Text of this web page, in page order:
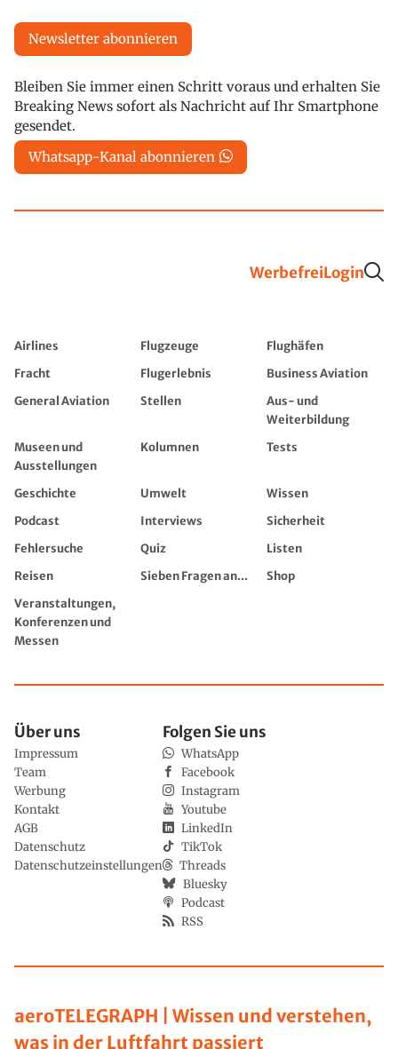
Newsletter abonnieren
Bleiben Sie immer einen Schritt voraus und erhalten Sie
Breaking News sofort als Nachricht auf Ihr Smartphone
gesendet.
Whatsapp-Kanal abonnieren
WerbefreiLogin
Airlines Flugzeuge
Flughäfen
Fracht
Flugerlebnis
Business Aviation
General Aviation
Stellen
Aus- und
Weiterbildung
Museen und
Ausstellungen
Kolumnen Tests
Geschichte Umwelt
Wissen
Podcast
Interviews
Sicherheit
Fehlersuche
Quiz
Listen
Reisen
Sieben Fragen an...
Shop
Veranstaltungen,
Konferenzen und
Messen
aeroTELEGRAPH | Wissen und verstehen,
was in der Luftfahrt passiert
Über uns
Impressum
Team
Werbung
Kontakt
AGB
Datenschutz
Datenschutzeinstellungen
Folgen Sie uns
WhatsApp
Facebook
Instagram
Youtube
LinkedIn
TikTok
Threads
Bluesky
Podcast
RSS